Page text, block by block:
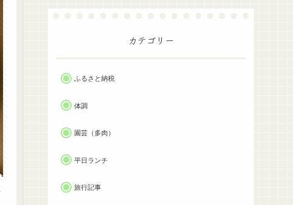
カテゴリー
ふるさと納税
体調
園芸（多肉）
平日ランチ
旅行記事